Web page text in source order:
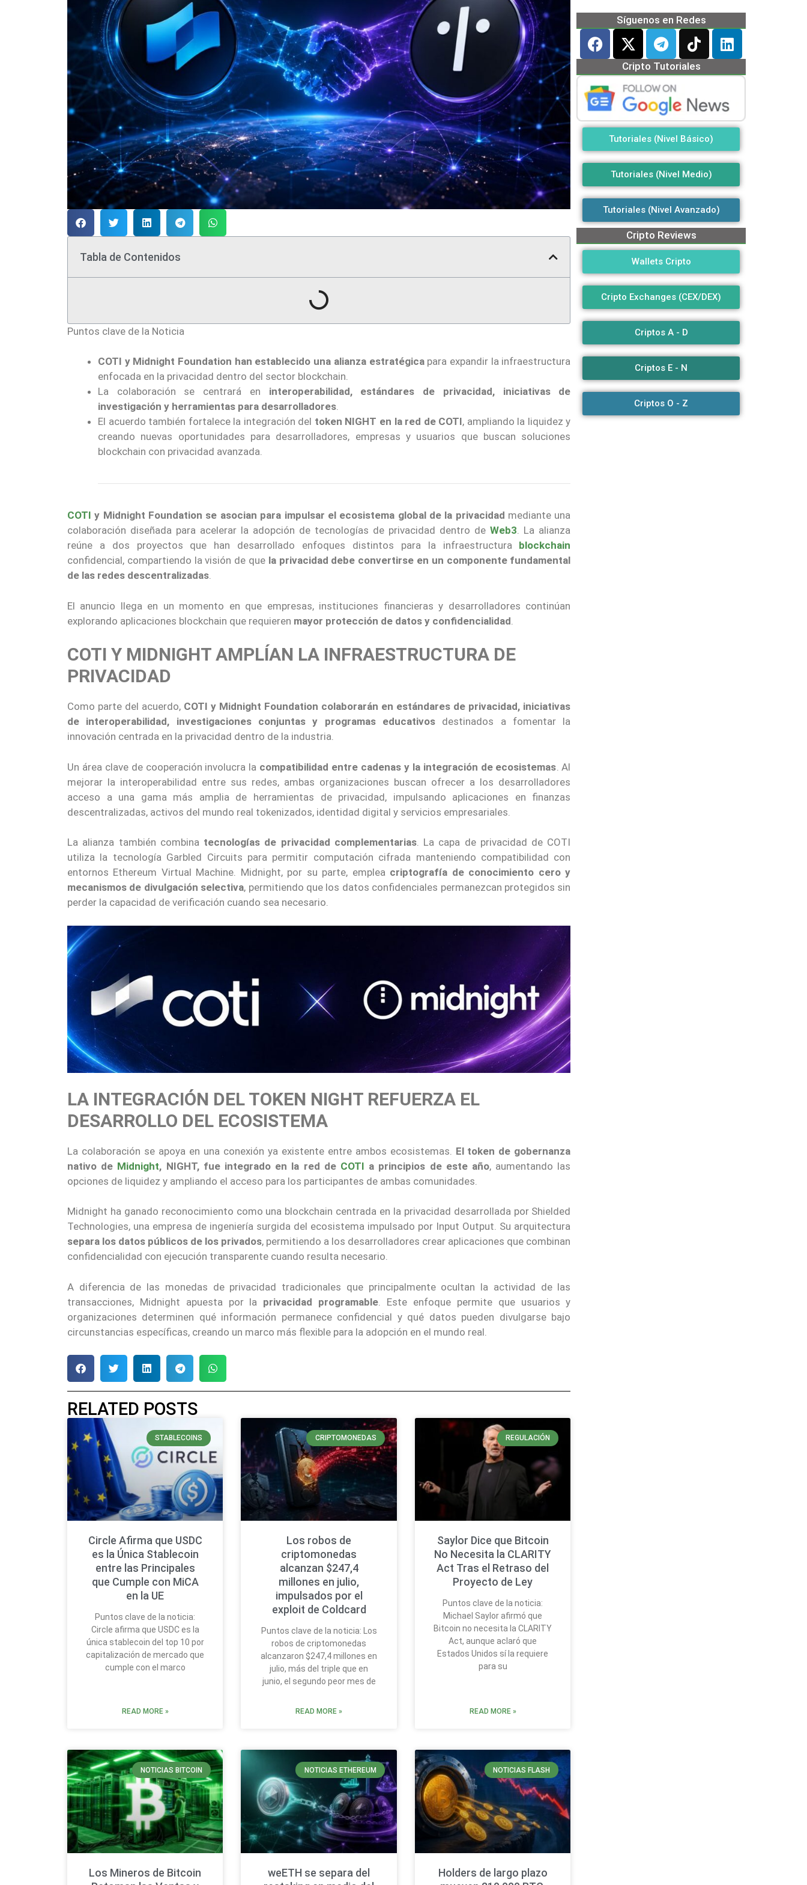
Tabla de Contenidos
Puntos clave de la Noticia
COTI y Midnight Foundation han establecido una alianza estratégicapara expandir la infraestructura
enfocada en la privacidad dentro del sector blockchain.
La colaboración se centrará en interoperabilidad, estándares de privacidad, iniciativas de
investigación y herramientas para desarrolladores.
El acuerdo también fortalece la integración del token NIGHT en la red de COTI, ampliando la liquidez y
creando nuevas oportunidades para desarrolladores, empresas y usuarios que buscan soluciones
blockchain con privacidad avanzada.
COTI y Midnight Foundation se asocian para impulsar el ecosistema global de la privacidad mediante una
colaboración diseñada para acelerar la adopción de tecnologías de privacidad dentro deWeb3. La alianza
reúne a dos proyectos que han desarrollado enfoques distintos para la infraestructura blockchain
confidencial, compartiendo la visión de que la privacidad debe convertirse en un componente fundamental
de las redes descentralizadas.
El anuncio llega en un momento en que empresas, instituciones financieras y desarrolladores continúan
explorando aplicaciones blockchain que requieren mayor protección de datos y confidencialidad
COTI Y MIDNIGHT AMPLÍAN LA INFRAESTRUCTURA DE
PRIVACIDAD
Como parte del acuerdo, COTI y Midnight Foundation colaborarán en estándares de privacidad, iniciativas
de interoperabilidad, investigaciones conjuntas y programas educativos destinados a fomentar la
innovación centrada en la privacidad dentro de la industria.
Un área clave de cooperación involucra la compatibilidad entre cadenas y la integración de ecosistemas . Al
mejorar la interoperabilidad entre sus redes, ambas organizaciones buscan ofrecer a los desarrolladores
acceso a una gama más amplia de herramientas de privacidad, impulsando aplicaciones en finanzas
descentralizadas, activos del mundo real tokenizados, identidad digital y servicios empresariales.
La alianza también combina tecnologías de privacidad complementarias. La capa de privacidad de COTI
utiliza la tecnología Garbled Circuits para permitir computación cifrada manteniendo compatibilidad con
entornos Ethereum Virtual Machine. Midnight, por su parte, emplea criptografía de conocimiento cero y
mecanismos de divulgación selectiva, permitiendo que los datos confidenciales permanezcan protegidos sin
perder la capacidad de verificación cuando sea necesario.
LA INTEGRACIÓN DEL TOKEN NIGHT REFUERZA EL
DESARROLLO DEL ECOSISTEMA
La colaboración se apoya en una conexión ya existente entre ambos ecosistemas. El token de gobernanza
nativo de Midnight, NIGHT, fue integrado en la red de COTI a principios de este año, aumentando las
opciones de liquidez y ampliando el acceso para los participantes de ambas comunidades.
Midnight ha ganado reconocimiento como una blockchain centrada en la privacidad desarrollada por Shielded
Technologies, una empresa de ingeniería surgida del ecosistema impulsado por Input Output. Su arquitectura
separa los datos públicos de los privados, permitiendo a los desarrolladores crear aplicaciones que combinan
confidencialidad con ejecución transparente cuando resulta necesario.
A diferencia de las monedas de privacidad tradicionales que principalmente ocultan la actividad de las
transacciones, Midnight apuesta por la privacidad programable . Este enfoque permite que usuarios y
organizaciones determinen qué información permanece confidencial y qué datos pueden divulgarse bajo
circunstancias específicas, creando un marco más flexible para la adopción en el mundo real.
RELATED POSTS
STABLECOINS
Circle Afirma que USDC
es la Única Stablecoin
entre las Principales
que Cumple con MiCA
en la UE
Puntos clave de la noticia:
Circle afirma que USDC es la
única stablecoin del top 10 por
capitalización de mercado que
cumple con el marco
READ MORE »
CRIPTOMONEDAS
Los robos de
criptomonedas
alcanzan $247,4
millones en julio,
impulsados por el
exploit de Coldcard
Puntos clave de la noticia: Los
robos de criptomonedas
alcanzaron $247,4 millones en
julio, más del triple que en
junio, el segundo peor mes de
READ MORE »
REGULACIÓN
Saylor Dice que Bitcoin
No Necesita la CLARITY
Act Tras el Retraso del
Proyecto de Ley
Puntos clave de la noticia:
Michael Saylor afirmó que
Bitcoin no necesita la CLARITY
Act, aunque aclaró que
Estados Unidos sí la requiere
para su
READ MORE »
NOTICIAS BITCOIN
Los Mineros de Bitcoin
NOTICIAS ETHEREUM
weETH se separa del
NOTICIAS FLASH
Holders de largo plazo
Síguenos en Redes
Cripto Tutoriales
Tutoriales (Nivel Básico)
Tutoriales (Nivel Medio)
Tutoriales (Nivel Avanzado)
Cripto Reviews
Wallets Cripto
Cripto Exchanges (CEX/DEX)
Criptos A - D
Criptos E - N
Criptos O - Z